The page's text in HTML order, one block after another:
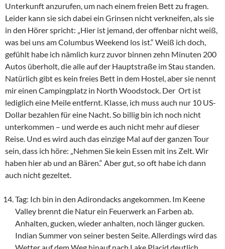
Unterkunft anzurufen, um nach einem freien Bett zu fragen.
Leider kann sie sich dabei ein Grinsen nicht verkneifen, als sie
in den Hörer spricht: „Hier ist jemand, der offenbar nicht weiß,
was bei uns am Columbus Weekend los ist.“ Weiß ich doch,
gefühlt habe ich nämlich kurz zuvor binnen zehn Minuten 200
Autos überholt, die alle auf der Hauptstraße im Stau standen.
Natürlich gibt es kein freies Bett in dem Hostel, aber sie nennt
mir einen Campingplatz in North Woodstock. Der Ort ist
lediglich eine Meile entfernt. Klasse, ich muss auch nur 10 US-
Dollar bezahlen für eine Nacht. So billig bin ich noch nicht
unterkommen – und werde es auch nicht mehr auf dieser
Reise. Und es wird auch das einzige Mal auf der ganzen Tour
sein, dass ich höre: „Nehmen Sie kein Essen mit ins Zelt. Wir
haben hier ab und an Bären.“ Aber gut, so oft habe ich dann
auch nicht gezeltet.
Tag: Ich bin in den Adirondacks angekommen. Im Keene
Valley brennt die Natur ein Feuerwerk an Farben ab.
Anhalten, gucken, wieder anhalten, noch länger gucken.
Indian Summer von seiner besten Seite. Allerdings wird das
Wetter auf dem Weg hinauf nach Lake Placid deutlich